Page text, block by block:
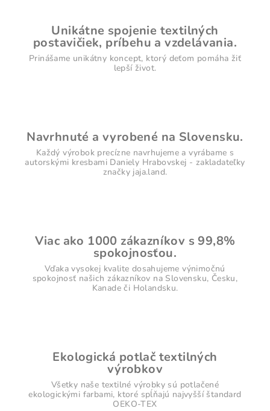
Unikátne spojenie textilných
postavičiek, príbehu a vzdelávania.
Prinášame unikátny koncept, ktorý deťom pomáha žiť
lepší život.
Navrhnuté a vyrobené na Slovensku.
Každý výrobok precízne navrhujeme a vyrábame s
autorskými kresbami Daniely Hrabovskej - zakladateľky
značky jaja.land.
Viac ako 1000 zákazníkov s 99,8%
spokojnosťou.
Vďaka vysokej kvalite dosahujeme výnimočnú
spokojnosť našich zákazníkov na Slovensku, Česku,
Kanade či Holandsku.
Ekologická potlač textilných
výrobkov
Všetky naše textilné výrobky sú potlačené
ekologickými farbami, ktoré spĺňajú najvyšší štandard
OEKO-TEX